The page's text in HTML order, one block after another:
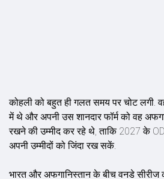
कोहली को बहुत ही गलत समय पर चोट लगी.
में थे और अपनी उस शानदार फॉर्म को वह
रखने की उम्मीद कर रहे थे, ताकि 2027 के
अपनी उम्मीदों को जिंदा रख सकें.
भारत और अफगान‍िस्तान के बीच वनडे